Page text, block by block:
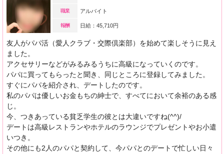
職業 アルバイト
報酬 日給：45,710円
友人がパパ活（愛人クラブ・交際倶楽部）を始めて楽しそうに見え
ました。
アクセサリーなどがみるみるうちに高級になっていくのです。
パパに買ってもらったと聞き、同じところに登録してみました。
すぐにパパを紹介され、デートしたのです。
私のパパは優しいお金もちの紳士で、すべてにおいて余裕のある感
じ。
今、つきあっている貧乏学生の彼とは大違いですね(^^)/
デートは高級レストランやホテルのラウンジでプレゼントやお小遣
いつき。
その他にも2人のパパと契約して、今パパとのデートで忙しい日々